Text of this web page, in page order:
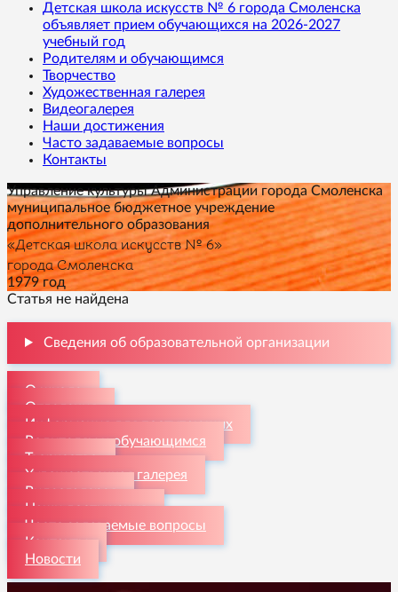
Детская школа искусств № 6 города Смоленска
объявляет прием обучающихся на 2026-2027
учебный год
Родителям и обучающимся
Творчество
Художественная галерея
Видеогалерея
Наши достижения
Часто задаваемые вопросы
Контакты
Управление культуры Администрации города Смоленска
муниципальное бюджетное учреждение
дополнительного образования
«Детская школа искусств № 6»
города Смоленска
1979 год
Статья не найдена
Сведения об образовательной организации
О школе
Отделения
Информация для поступающих
Родителям и обучающимся
Творчество
Художественная галерея
Видеогалерея
Наши достижения
Часто задаваемые вопросы
Контакты
Новости